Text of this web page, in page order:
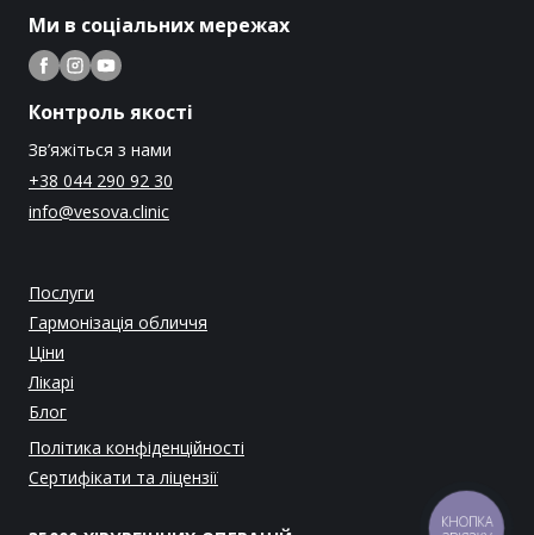
Ми в соціальних мережах
Контроль якості
Зв’яжіться з нами
+38 044 290 92 30
info@vesova.clinic
Послуги
Гармонізація обличчя
Ціни
Лікарі
Блог
Політика конфіденційності
Сертифікати та ліцензії
КНОПКА